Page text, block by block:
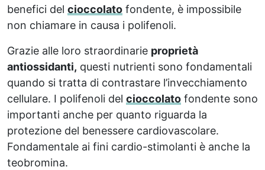
benefici del cioccolato fondente, è impossibile
non chiamare in causa i polifenoli.
Grazie alle loro straordinarie proprietà
antiossidanti, questi nutrienti sono fondamentali
quando si tratta di contrastare l’invecchiamento
cellulare. I polifenoli del cioccolato fondente sono
importanti anche per quanto riguarda la
protezione del benessere cardiovascolare.
Fondamentale ai fini cardio-stimolanti è anche la
teobromina.